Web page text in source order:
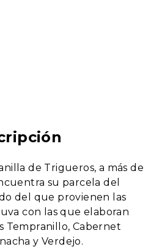
de Trigueros, a más de
su parcela del
del que provienen las
con las que elaboran
Tempranillo, Cabernet
y Verdejo.